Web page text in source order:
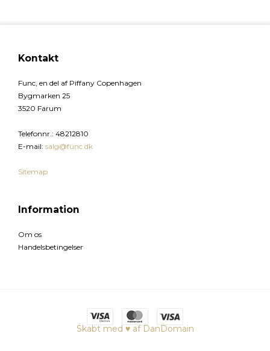
Kontakt
Func, en del af Piffany Copenhagen
Bygmarken 25
3520 Farum
Telefonnr. : 48212810
E-mail: salg@func.dk
Sitemap
Information
Om os
Handelsbetingelser
Skabt med ♥ af DanDomain